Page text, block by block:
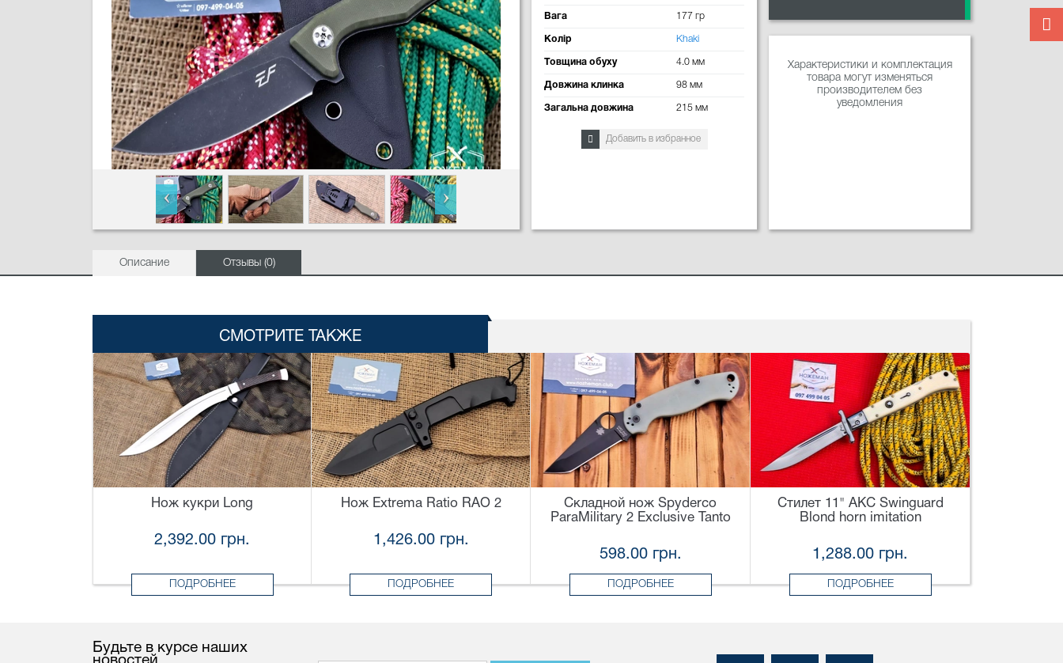
Вага 177 гр
Колір Khaki
Товщина обуху 4.0 мм
Довжина клинка 98 мм
Загальна довжина 215 мм
Добавить в избранное
Характеристики и комплектация
товара могут изменяться
производителем без
уведомления
Описание Отзывы (0)
СМОТРИТЕ ТАКЖЕ
Нож кукри Long
2,392.00 грн.
ПОДРОБНЕЕ
Нож Extrema Ratio RAO 2
1,426.00 грн.
ПОДРОБНЕЕ
Складной нож Spyderco
ParaMilitary 2 Exclusive Tanto
598.00 грн.
ПОДРОБНЕЕ
Стилет 11" AKC Swinguard
Blond horn imitation
1,288.00 грн.
ПОДРОБНЕЕ
Будьте в курсе наших